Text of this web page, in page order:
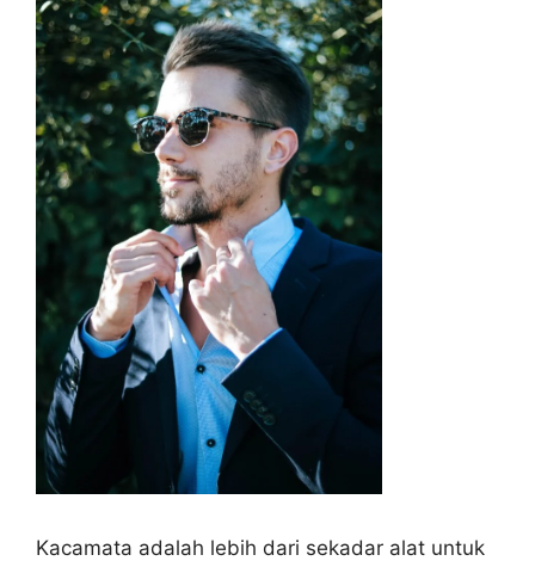
Kacamata adalah lebih dari sekadar alat untuk